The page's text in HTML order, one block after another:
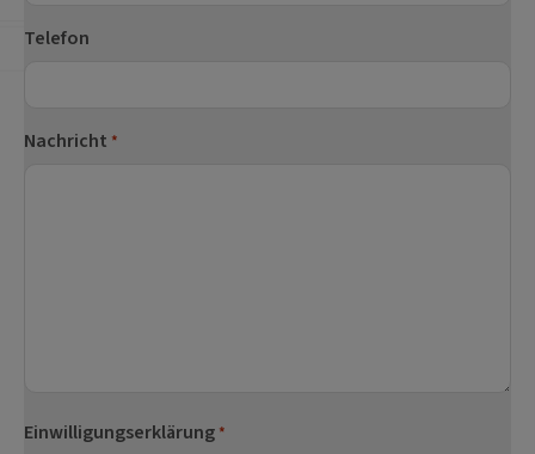
Telefon
Nachricht *
Einwilligungserklärung *